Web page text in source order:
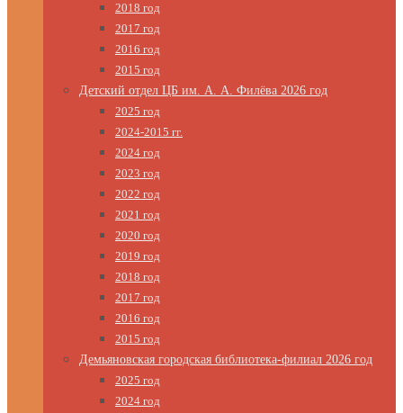
2018 год
2017 год
2016 год
2015 год
Детский отдел ЦБ им. А. А. Филёва 2026 год
2025 год
2024-2015 гг.
2024 год
2023 год
2022 год
2021 год
2020 год
2019 год
2018 год
2017 год
2016 год
2015 год
Демьяновская городская библиотека-филиал 2026 год
2025 год
2024 год